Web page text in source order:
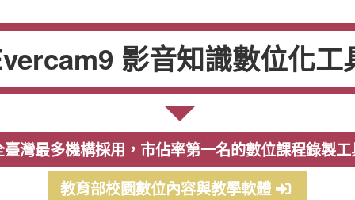
影音知識數位化工
臺灣最多機構採用，市佔率第一名的數位課程錄製工
教育部校園數位內容與教學軟體